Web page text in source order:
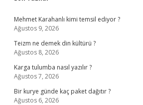
Sidebar
Mehmet Karahanlı kimi temsil ediyor ?
Ağustos 9, 2026
Teizm ne demek din kültürü ?
Ağustos 8, 2026
Karga tulumba nasıl yazılır ?
Ağustos 7, 2026
Bir kurye günde kaç paket dağıtır ?
Ağustos 6, 2026